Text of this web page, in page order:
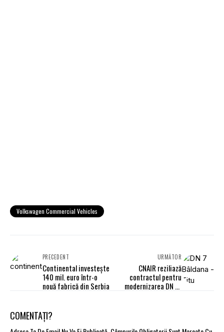
Volkswagen Commercial Vehicles
PRECEDENT
Continental investește
140 mil. euro într-o
nouă fabrică din Serbia
URMĂTOR
CNAIR reziliază
contractul pentru
modernizarea DN 71
COMENTAȚI?